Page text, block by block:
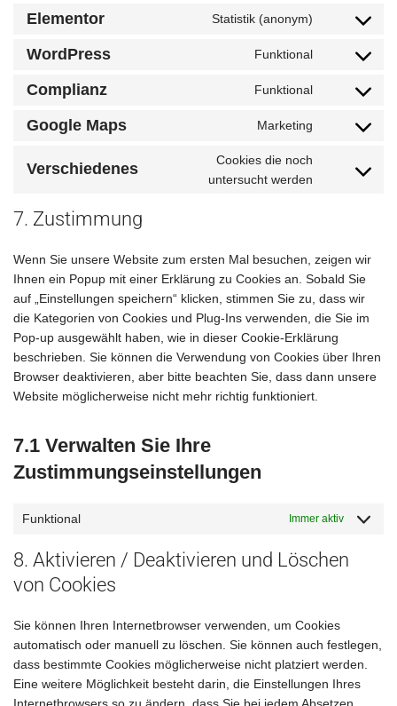
Elementor Statistik (anonym)
WordPress Funktional
Complianz Funktional
Google Maps Marketing
Verschiedenes
Cookies die noch
untersucht werden
7. Zustimmung
Wenn Sie unsere Website zum ersten Mal besuchen, zeigen wir
Ihnen ein Popup mit einer Erklärung zu Cookies an. Sobald Sie
auf „Einstellungen speichern“ klicken, stimmen Sie zu, dass wir
die Kategorien von Cookies und Plug-Ins verwenden, die Sie im
Pop-up ausgewählt haben, wie in dieser Cookie-Erklärung
beschrieben. Sie können die Verwendung von Cookies über Ihren
Browser deaktivieren, aber bitte beachten Sie, dass dann unsere
Website möglicherweise nicht mehr richtig funktioniert.
7.1 Verwalten Sie Ihre
Zustimmungseinstellungen
Funktional Immer aktiv
8. Aktivieren / Deaktivieren und Löschen
von Cookies
Sie können Ihren Internetbrowser verwenden, um Cookies
automatisch oder manuell zu löschen. Sie können auch festlegen,
dass bestimmte Cookies möglicherweise nicht platziert werden.
Eine weitere Möglichkeit besteht darin, die Einstellungen Ihres